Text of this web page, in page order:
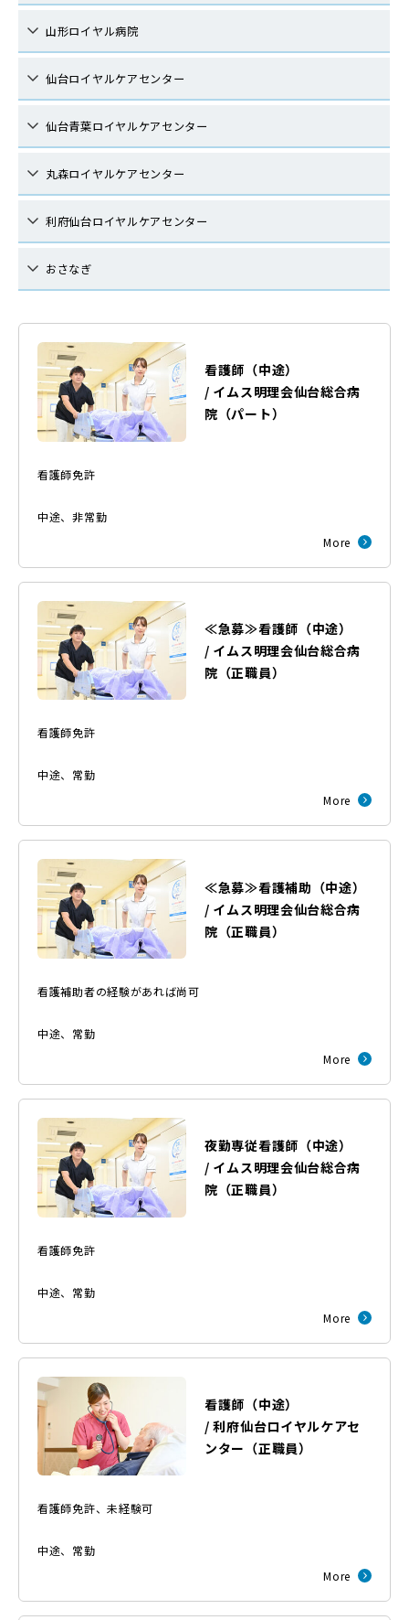
山形ロイヤル病院
仙台ロイヤルケアセンター
仙台青葉ロイヤルケアセンター
丸森ロイヤルケアセンター
利府仙台ロイヤルケアセンター
おさなぎ
看護師（中途）
/ イムス明理会仙台総合病
院 （パート）
看護師免許
中途、非常勤
More
≪急募≫看護師（中途）
/ イムス明理会仙台総合病
院 （正職員）
看護師免許
中途、 常勤
More
≪急募≫看護補助（中途）
/ イムス明理会仙台総合病
院 （正職員）
看護補助者の経験があれば尚可
中途、 常勤
More
夜勤専従看護師（中途）
/ イムス明理会仙台総合病
院 （正職員）
看護師免許
中途、 常勤
More
看護師（中途）
/利府仙台ロイヤルケアセ
ンター （正職員）
看護師免許、未経験可
中途、 常勤
More